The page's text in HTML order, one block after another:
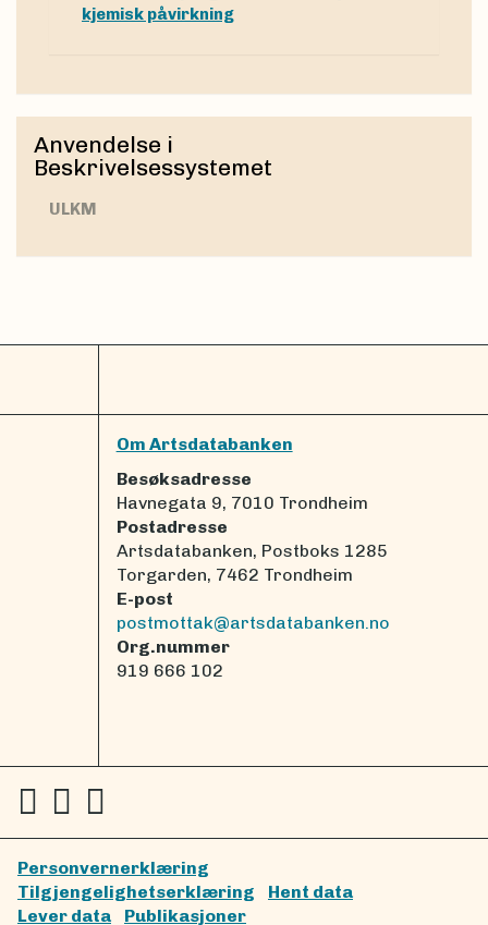
kjemisk påvirkning
Anvendelse i
Beskrivelsessystemet
uLKM
Om Artsdatabanken
Besøksadresse
Havnegata 9, 7010 Trondheim
Postadresse
Artsdatabanken, Postboks 1285
Torgarden, 7462 Trondheim
E-post
postmottak@artsdatabanken.no
Org.nummer
919 666 102
Personvernerklæring
Tilgjengelighetserklæring
Hent data
Lever data
Publikasjoner